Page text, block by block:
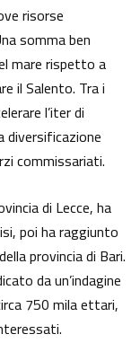
risorse
somma ben
mare rispetto a
il Salento. Tra i
l’iter di
diversificazione
commissariati.
di Lecce, ha
poi ha raggiunto
provincia di Bari.
da un’indagine
750 mila ettari,